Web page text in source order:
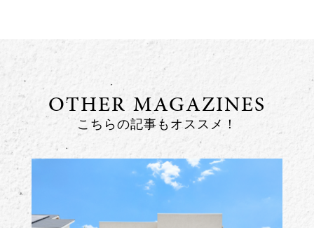
OTHER MAGAZINES
こちらの記事もオススメ！